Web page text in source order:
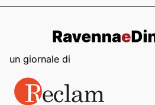
un giornale di